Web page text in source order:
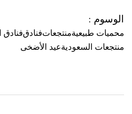
الوسوم :
محميات طبيعيةمنتجعاتفنادقفنادق
منتجعات السعوديةعيد الأضخى